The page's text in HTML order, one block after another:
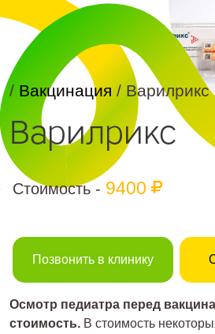
/ Вакцинация / Варилрикс
Варилрикс
Стоимость - 9400
Позвонить в клинику
Осмотр педиатра перед
стоимость. В стоимость